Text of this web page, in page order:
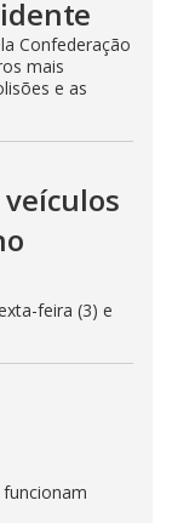
Confederação
mais
e as
feira (3) e